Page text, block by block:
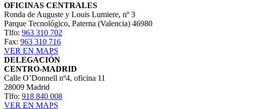
OFICINAS CENTRALES
Ronda de Auguste y Louis Lumiere, nº 3
Parque Tecnológico, Paterna (Valencia) 46980
Tlfo: 963 310 702
Fax: 963 310 716
VER EN MAPS
DELEGACIÓN
CENTRO-MADRID
Calle O’Donnell nº4, oficina 11
28009 Madrid
Tlfo: 918 840 008
VER EN MAPS